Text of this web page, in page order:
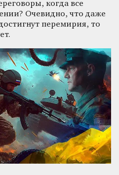
когда все
Очевидно, что даже
перемирия, то